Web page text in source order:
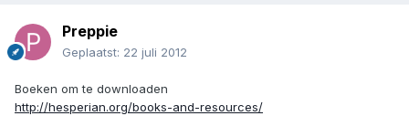
Preppie
Geplaatst: 22 juli 2012
Boeken om te downloaden
http://hesperian.org/books-and-resources/